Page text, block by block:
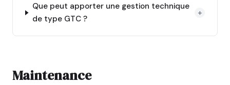
Que peut apporter une gestion technique
de type GTC ?
+
Maintenance